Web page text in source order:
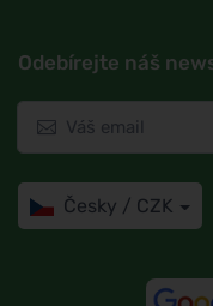
Odebírejte náš
Česky / CZK